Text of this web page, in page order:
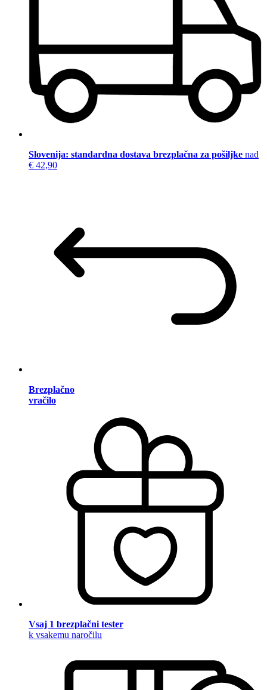
Slovenija: standardna dostava brezplačna za pošiljke nad
€ 42,90
Brezplačno
vračilo
Vsaj 1 brezplačni tester
k vsakemu naročilu